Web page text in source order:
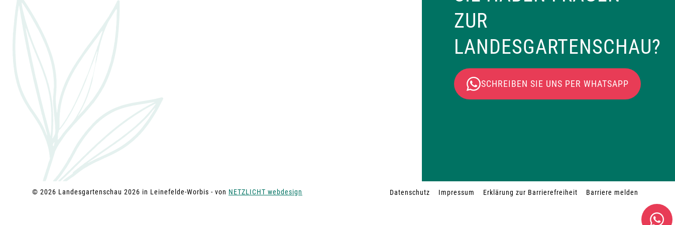
g
a
t
i
o
ZUR
LANDESGARTENSCHAU?
SCHREIBEN SIE UNS PER WHATSAPP
© 2026 Landesgartenschau 2026 in Leinefelde-Worbis - von NETZLICHT webdesign Datenschutz Impressum Erklärung zur Barrierefreiheit Barriere melden